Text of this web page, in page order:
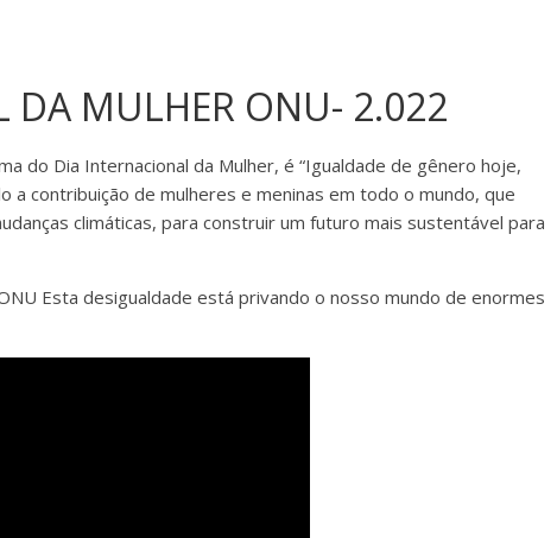
DA MULHER ONU- 2.022
do Dia Internacional da Mulher, é “Igualdade de gênero hoje,
a contribuição de mulheres e meninas em todo o mundo, que
climáticas, para construir um futuro mais sustentável para
Esta desigualdade está privando o nosso mundo de enormes